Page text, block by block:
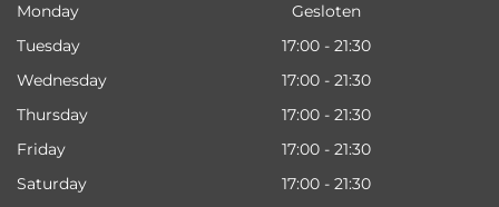
Monday
Gesloten
Tuesday
17:00 - 21:30
Wednesday
17:00 - 21:30
Thursday
17:00 - 21:30
Friday
17:00 - 21:30
Saturday
17:00 - 21:30